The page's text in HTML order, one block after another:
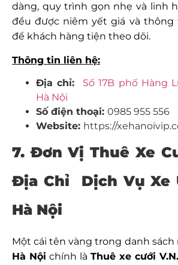
dàng, quy trình gọn nhẹ và linh
đều được niêm yết giá và thông
để khách hàng tiện theo dõi.
Thông tin liên hệ:
Địa chỉ: Số 17B phố Hàng
Hà Nội
Số điện thoại: 0985 955 556
Website: https://
7. Đơn Vị Thuê Xe
Địa Chỉ Dịch Vụ Xe
Hà Nội
Một cái tên vàng trong danh sách
Hà Nội chính là Thuê xe cưới